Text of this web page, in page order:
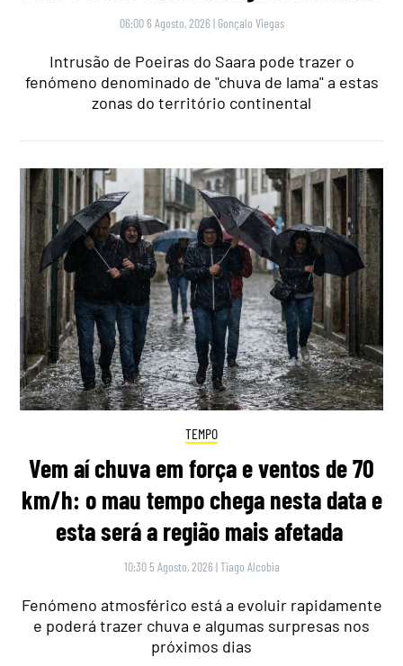
06:00 6 Agosto, 2026 | Gonçalo Viegas
Intrusão de Poeiras do Saara pode trazer o
fenómeno denominado de "chuva de lama" a estas
zonas do território continental
TEMPO
Vem aí chuva em força e ventos de 70
km/h: o mau tempo chega nesta data e
esta será a região mais afetada
10:30 5 Agosto, 2026 |Tiago Alcobia
Fenómeno atmosférico está a evoluir rapidamente
e poderá trazer chuva e algumas surpresas nos
próximos dias